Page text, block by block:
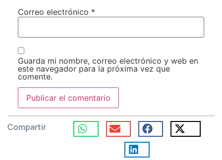
Correo electrónico *
Guarda mi nombre, correo electrónico y web en
este navegador para la próxima vez que
comente.
Compartir